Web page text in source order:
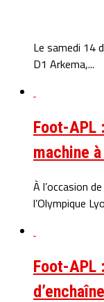
Le samedi 14
D1 Arkema,...
Foot-APL
machine
À l’occasion
l’Olympique
Foot-APL